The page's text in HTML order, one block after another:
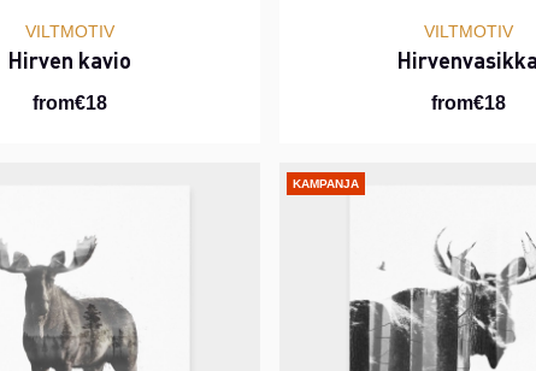
VILTMOTIV
Hirven kavio
from€18
VILTMOTIV
from€18
KAMPANJA